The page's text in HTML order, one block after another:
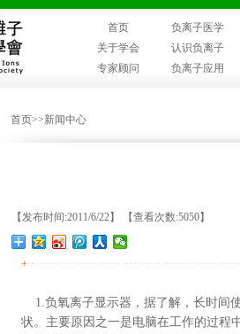
首页 负离子医学
关于学会
认识负离子
专家顾问
负离子应用
首页>>新闻中心
【发布时间:2011/6/22】 【查看次数:5050】
+
1.负氧离子显示器，据了解，长时间
状。主要原因之一是电脑在工作的过程